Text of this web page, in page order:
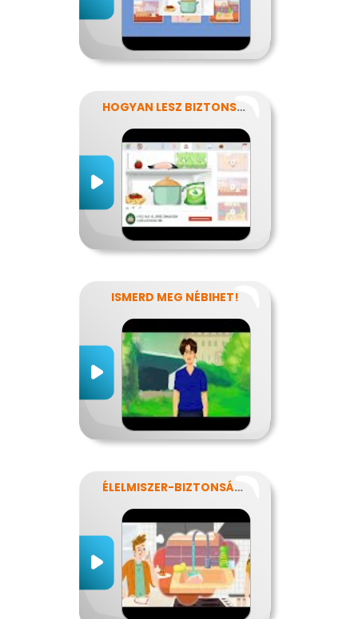
HOGYAN LESZ BIZTONSÁGOS, AMIT MEGESZEL?
ISMERD MEG NÉBIHET!
ÉLELMISZER-BIZTONSÁG, NÉBIH, EFSA